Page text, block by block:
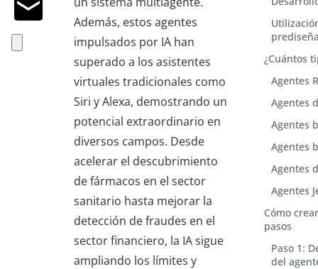
Además, estos agentes
impulsados por IA han
superado a los asistentes
virtuales tradicionales como
Siri y Alexa, demostrando un
potencial extraordinario en
diversos campos. Desde
acelerar el descubrimiento
de fármacos en el sector
sanitario hasta mejorar la
detección de fraudes en el
sector financiero, la IA sigue
ampliando los límites y
¿Cuántos
Agentes
Agentes
Agentes
Agentes
Agentes
Agentes
Cómo
pasos
Paso 1:
del